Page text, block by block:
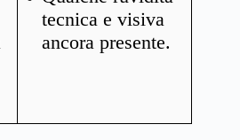
tecnica e visiva
ancora presente.